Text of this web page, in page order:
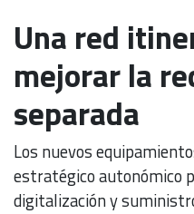
Una red
mejorar la
separada
Los nuevos
estratégico autonómico
digitalización y